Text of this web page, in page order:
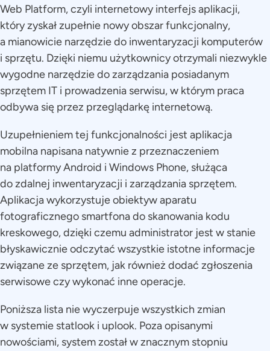
Web Platform, czyli internetowy interfejs aplikacji,
który zyskał zupełnie nowy obszar funkcjonalny,
a mianowicie narzędzie do inwentaryzacji komputerów
i sprzętu. Dzięki niemu użytkownicy otrzymali niezwykle
wygodne narzędzie do zarządzania posiadanym
sprzętem IT i prowadzenia serwisu, w którym praca
odbywa się przez przeglądarkę internetową.
Uzupełnieniem tej funkcjonalności jest aplikacja
mobilna napisana natywnie z przeznaczeniem
na platformy Android i Windows Phone, służąca
do zdalnej inwentaryzacji i zarządzania sprzętem.
Aplikacja wykorzystuje obiektyw aparatu
fotograficznego smartfona do skanowania kodu
kreskowego, dzięki czemu administrator jest w stanie
błyskawicznie odczytać wszystkie istotne informacje
związane ze sprzętem, jak również dodać zgłoszenia
serwisowe czy wykonać inne operacje.
Poniższa lista nie wyczerpuje wszystkich zmian
w systemie statlook i uplook. Poza opisanymi
nowościami, system został w znacznym stopniu